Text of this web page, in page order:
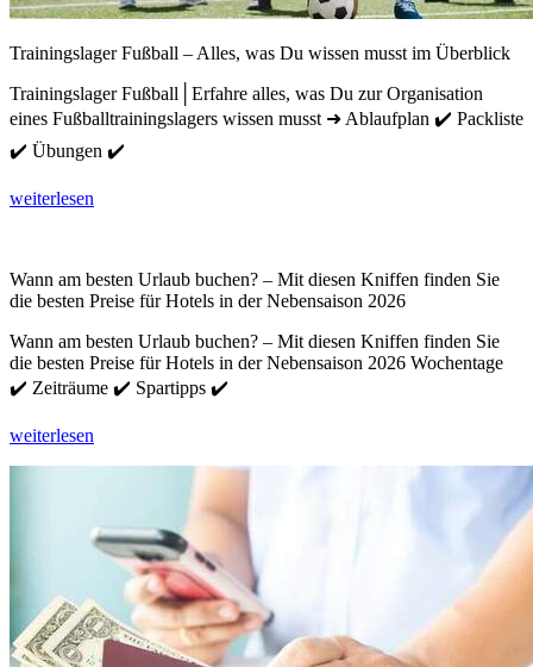
Trainingslager Fußball – Alles, was Du wissen musst im Überblick
Trainingslager Fußball│Erfahre alles, was Du zur Organisation
eines Fußballtrainingslagers wissen musst ➜ Ablaufplan ✔️ Packliste
✔️ Übungen ✔️
weiterlesen
Wann am besten Urlaub buchen? – Mit diesen Kniffen finden Sie
die besten Preise für Hotels in der Nebensaison 2026
Wann am besten Urlaub buchen? – Mit diesen Kniffen finden Sie
die besten Preise für Hotels in der Nebensaison 2026 Wochentage
✔️ Zeiträume ✔️ Spartipps ✔️
weiterlesen